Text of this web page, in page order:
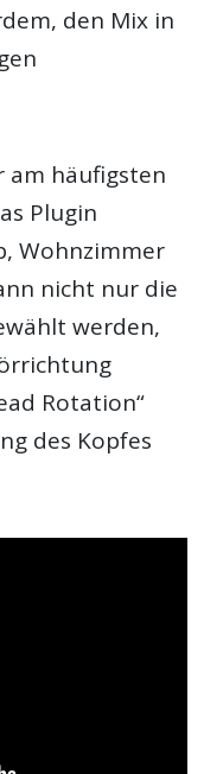
den Mix in
am häufigsten
Plugin
Wohnzimmer
nicht nur die
werden,
Rotation“
des Kopfes